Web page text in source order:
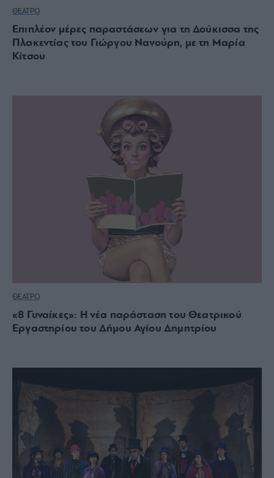
ΘΕΑΤΡΟ
Επιπλέον μέρες παραστάσεων για τη Δούκισσα της
Πλακεντίας του Γιώργου Νανούρη, με τη Μαρία
Κίτσου
ΘΕΑΤΡΟ
«8 Γυναίκες»: Η νέα παράσταση του Θεατρικού
Εργαστηρίου του Δήμου Αγίου Δημητρίου